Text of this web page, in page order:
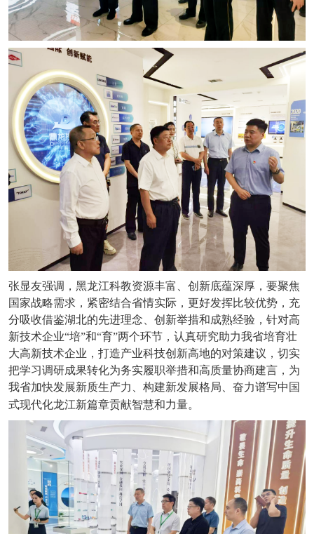
张显友强调，黑龙江科教资源丰富、创新底蕴深厚，要聚焦
国家战略需求，紧密结合省情实际，更好发挥比较优势，充
分吸收借鉴湖北的先进理念、创新举措和成熟经验，针对高
新技术企业“培”和“育”两个环节，认真研究助力我省培育壮
大高新技术企业，打造产业科技创新高地的对策建议，切实
把学习调研成果转化为务实履职举措和高质量协商建言，为
我省加快发展新质生产力、构建新发展格局、奋力谱写中国
式现代化龙江新篇章贡献智慧和力量。